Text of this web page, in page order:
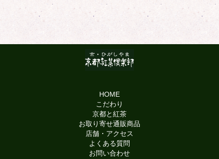
HOME
こだわり
京都と紅茶
お取り寄せ通販商品
店舗・アクセス
よくある質問
お問い合わせ